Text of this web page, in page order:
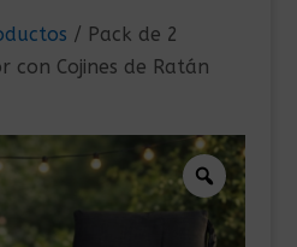
/ Pack de 2
con Cojines de Ratán